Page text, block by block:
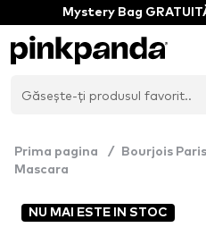
Mystery Bag
Prima pagina / Bourjois Paris
Mascara
NU MAI ESTE IN STOC